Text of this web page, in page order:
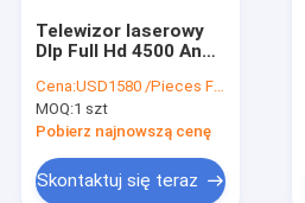
Projektor edukacyjny
Projektor kina domowego
Inteligentny projektor DLP
Telewizor laserowy
Dlp Full Hd 4500 Ansi
4K Ultrakrótki rzut
Cena:USD1580 /Pieces FOB Shenzhen
MOQ:1 szt
Pobierz najnowszą cenę
Skontaktuj się teraz